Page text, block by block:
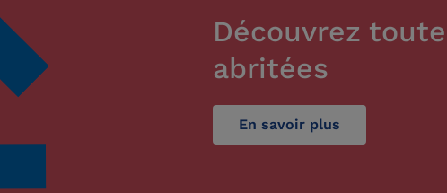
Découvrez
abritées
En savoir plus